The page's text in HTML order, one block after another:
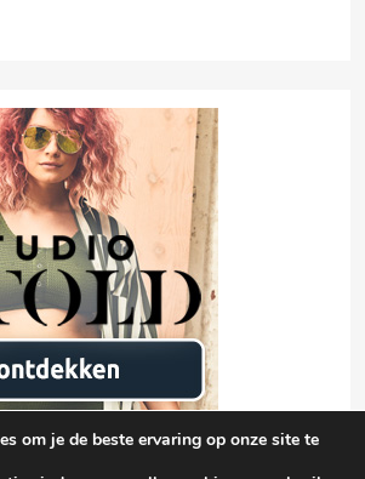
om je de beste ervaring op onze site te